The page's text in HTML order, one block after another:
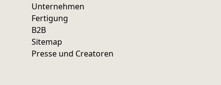
Unternehmen
Fertigung
B2B
Sitemap
Presse und Creatoren